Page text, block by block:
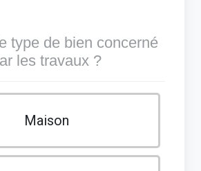
type de bien concerné
les travaux ?
Maison